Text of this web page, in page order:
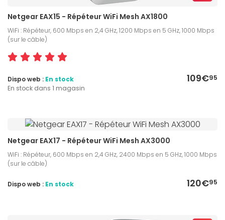
Netgear EAX15 - Répéteur WiFi Mesh AX1800
WiFi : Répéteur, 600 Mbps en 2,4 GHz, 1200 Mbps en 5 GHz, 1000 Mbps
(sur le câble)
109€95
Dispo web : En stock
En stock dans 1 magasin
Netgear EAX17 - Répéteur WiFi Mesh AX3000
WiFi : Répéteur, 600 Mbps en 2,4 GHz, 2400 Mbps en 5 GHz, 1000 Mbps
(sur le câble)
120€95
Dispo web : En stock